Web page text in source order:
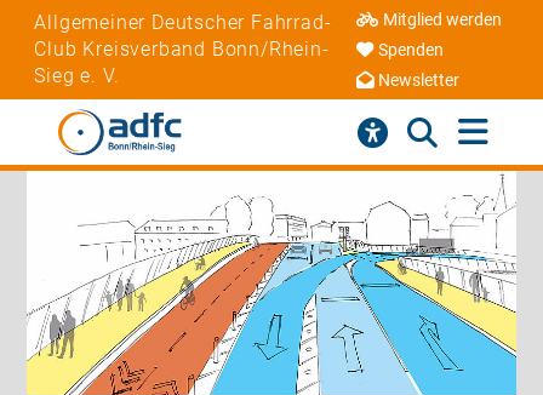
Allgemeiner Deutscher Fahrrad-
Club Kreisverband Bonn/Rhein-
Sieg e. V.
Mitglied werden
Spenden
Newsletter